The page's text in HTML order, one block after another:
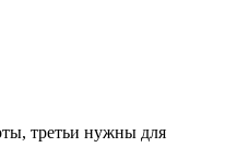
третьи нужны для